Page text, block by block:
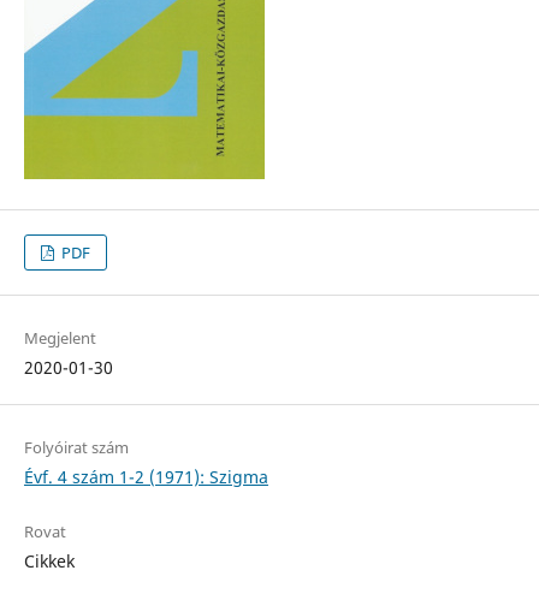
PDF
Megjelent
2020-01-30
Folyóirat szám
Évf. 4 szám 1-2 (1971): Szigma
Rovat
Cikkek